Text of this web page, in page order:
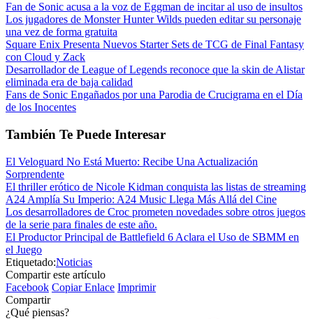
Fan de Sonic acusa a la voz de Eggman de incitar al uso de insultos
Los jugadores de Monster Hunter Wilds pueden editar su personaje
una vez de forma gratuita
Square Enix Presenta Nuevos Starter Sets de TCG de Final Fantasy
con Cloud y Zack
Desarrollador de League of Legends reconoce que la skin de Alistar
eliminada era de baja calidad
Fans de Sonic Engañados por una Parodia de Crucigrama en el Día
de los Inocentes
También Te Puede Interesar
El Veloguard No Está Muerto: Recibe Una Actualización
Sorprendente
El thriller erótico de Nicole Kidman conquista las listas de streaming
A24 Amplía Su Imperio: A24 Music Llega Más Allá del Cine
Los desarrolladores de Croc prometen novedades sobre otros juegos
de la serie para finales de este año.
El Productor Principal de Battlefield 6 Aclara el Uso de SBMM en
el Juego
Etiquetado:Noticias
Compartir este artículo
Facebook Copiar Enlace Imprimir
Compartir
¿Qué piensas?